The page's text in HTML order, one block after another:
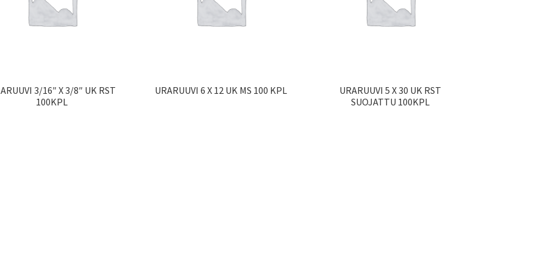
3/16″ X 3/8″ UK RST
100KPL
URARUUVI 6 X 12 UK MS 100 KPL
URARUUVI 5 X 30 UK RST
SUOJATTU 100KPL